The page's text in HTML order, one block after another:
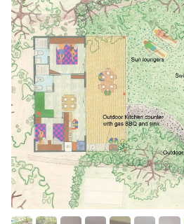
La zona abitabile interna
giorno, con cucina attrezzata e
sedie. La disposizione e la
rendono la casa mobile Aria
ideale sia per una famiglia, sia
notte, infatti, è formata da due
opposti dell’alloggio. Ogni
con wc, lavabo e doccia. Una
essere allestita con un letto
due letti singoli, secondo
camera, completamente a vetri,
terrazza. Oltre il vetro soltanto il